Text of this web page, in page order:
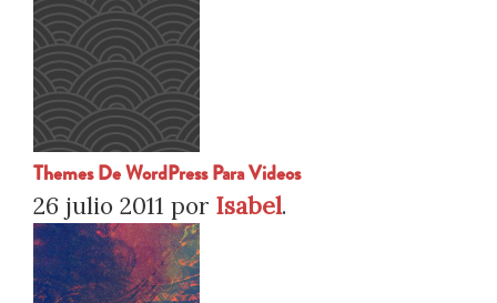
Themes De WordPress Para Videos
26 julio 2011 por Isabel.